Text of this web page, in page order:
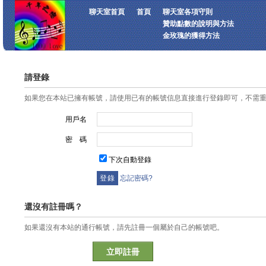
聊天室首頁 首頁
聊天室各項守則
贊助點數的說明與方法
金玫瑰的獲得方法
請登錄
如果您在本站已擁有帳號，請使用已有的帳號信息直接進行登錄即可，不需
用戶名
密 碼
下次自動登錄
忘記密碼?
還沒有註冊嗎？
如果還沒有本站的通行帳號，請先註冊一個屬於自己的帳號吧。
立即註冊